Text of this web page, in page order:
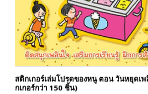
สติกเกอร์เล่มโปรดของหนู ตอน วันหยุดเ
กเกอร์กว่า 150 ชิ้น)